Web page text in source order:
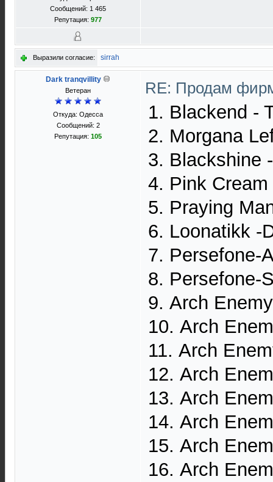
Сообщений: 1 465
Репутация: 977
Выразили согласие: sirrah
Dark tranqvillity
Ветеран
Откуда: Одесса
Сообщений: 2
Репутация: 105
RE: Продам
1. Blackend -
2. Morgana
3. Blackshine
4. Pink Cream
5. Praying
6. Loonatikk -
7. Persefone-
8. Persefone-
9. Arch
10. Arch
11. Arch
12. Arch
13. Arch
14. Arch
15. Arch
16. Arch